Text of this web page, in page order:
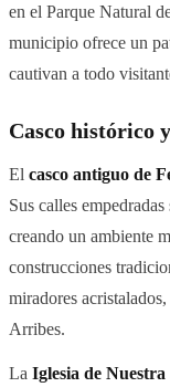
en el Parque Natural
municipio ofrece un
cautivan a todo
Casco histórico
El casco antiguo de
Sus calles
creando un ambiente
construcciones
miradores
Arribes.
La Iglesia de